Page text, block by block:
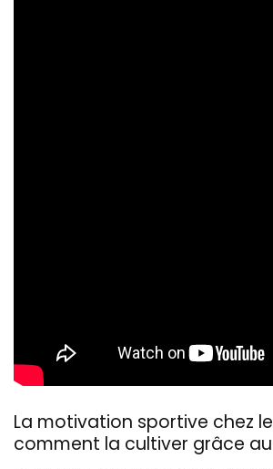
La motivation sportive chez
comment la cultiver grâce